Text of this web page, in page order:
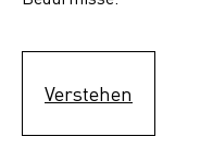
Verstehen